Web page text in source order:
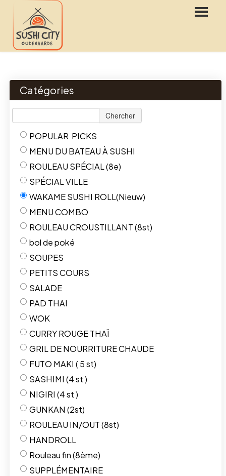
WEBSHOP
MENU
RESERVATIONS
LOGIN
CONTACT
Catégories
Chercher
POPULAR PICKS
MENU DU BATEAU À SUSHI
ROULEAU SPÉCIAL (8e)
SPÉCIAL VILLE
WAKAME SUSHI ROLL(Nieuw)
MENU COMBO
ROULEAU CROUSTILLANT (8st)
bol de poké
SOUPES
PETITS COURS
SALADE
PAD THAI
WOK
CURRY ROUGE THAÏ
GRIL DE NOURRITURE CHAUDE
FUTO MAKI ( 5 st)
SASHIMI (4 st )
NIGIRI (4 st )
GUNKAN (2st)
ROULEAU IN/OUT (8st)
HANDROLL
Rouleau fin (8ème)
SUPPLÉMENTAIRE